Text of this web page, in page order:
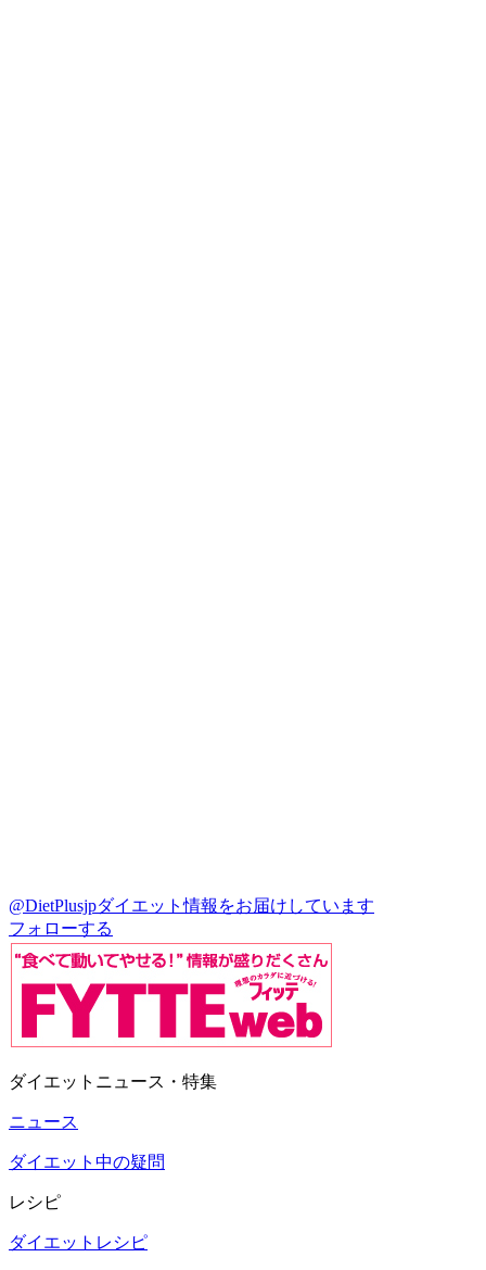
@DietPlusjpダイエット情報をお届けしています
フォローする
ダイエットニュース・特集
ニュース
ダイエット中の疑問
レシピ
ダイエットレシピ